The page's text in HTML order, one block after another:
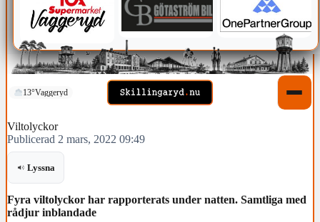
13°Vaggeryd
Viltolyckor
Publicerad 2 mars, 2022 09:49
Lyssna
Fyra viltolyckor har rapporterats under natten. Samtliga med
rådjur inblandade